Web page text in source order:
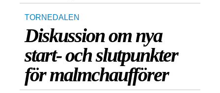
TORNEDALEN
Diskussion om nya
start- och slutpunkter
för malmchaufförer